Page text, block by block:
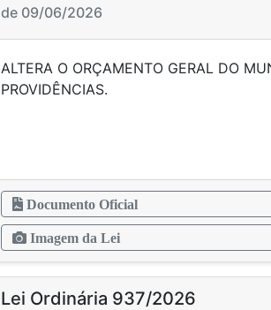
de 09/06/2026
ALTERA O ORÇAMENTO GERAL DO
Documento Oficial
Imagem da Lei
Lei Ordinária 937/2026